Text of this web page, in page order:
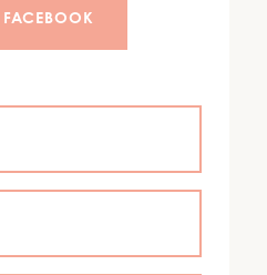
FACEBOOK